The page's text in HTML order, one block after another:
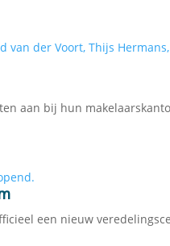
aan bij hun
een nieuw